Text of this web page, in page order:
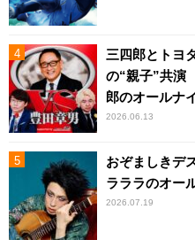
三四郎とトヨ
の“親子”共演
郎のオールナ
2026.06.13
おぞましきデ
ラララのオー
2026.07.19